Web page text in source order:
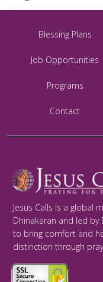
Blessing Plans
Job Opportunities
Programs
Contact
Jesus Calls is a global
Dhinakaran and led by
to bring comfort and
distinction through